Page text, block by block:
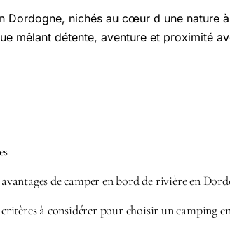
Dordogne, nichés au cœur d une nature
mêlant détente, aventure et proximité
de camper en bord de rivière en
à considérer pour choisir un camping